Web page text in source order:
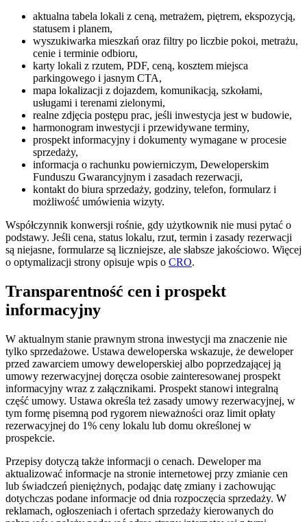
aktualna tabela lokali z ceną, metrażem, piętrem, ekspozycją,
statusem i planem,
wyszukiwarka mieszkań oraz filtry po liczbie pokoi, metrażu,
cenie i terminie odbioru,
karty lokali z rzutem, PDF, ceną, kosztem miejsca
parkingowego i jasnym CTA,
mapa lokalizacji z dojazdem, komunikacją, szkołami,
usługami i terenami zielonymi,
realne zdjęcia postępu prac, jeśli inwestycja jest w budowie,
harmonogram inwestycji i przewidywane terminy,
prospekt informacyjny i dokumenty wymagane w procesie
sprzedaży,
informacja o rachunku powierniczym, Deweloperskim
Funduszu Gwarancyjnym i zasadach rezerwacji,
kontakt do biura sprzedaży, godziny, telefon, formularz i
możliwość umówienia wizyty.
Współczynnik konwersji rośnie, gdy użytkownik nie musi pytać o
podstawy. Jeśli cena, status lokalu, rzut, termin i zasady rezerwacji
są niejasne, formularze są liczniejsze, ale słabsze jakościowo. Więcej
o optymalizacji strony opisuje wpis o CRO.
Transparentność cen i prospekt
informacyjny
W aktualnym stanie prawnym strona inwestycji ma znaczenie nie
tylko sprzedażowe. Ustawa deweloperska wskazuje, że deweloper
przed zawarciem umowy deweloperskiej albo poprzedzającej ją
umowy rezerwacyjnej doręcza osobie zainteresowanej prospekt
informacyjny wraz z załącznikami. Prospekt stanowi integralną
część umowy. Ustawa określa też zasady umowy rezerwacyjnej, w
tym formę pisemną pod rygorem nieważności oraz limit opłaty
rezerwacyjnej do 1% ceny lokalu lub domu określonej w
prospekcie.
Przepisy dotyczą także informacji o cenach. Deweloper ma
aktualizować informacje na stronie internetowej przy zmianie cen
lub świadczeń pieniężnych, podając datę zmiany i zachowując
dotychczas podane informacje od dnia rozpoczęcia sprzedaży. W
reklamach, ogłoszeniach i ofertach sprzedaży kierowanych do